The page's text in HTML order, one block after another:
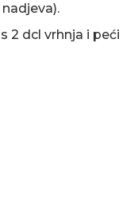
2 dcl vrhnja i peći